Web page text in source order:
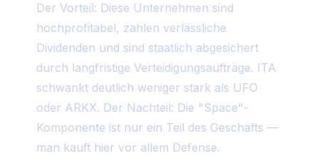
Der Vorteil: Diese Unternehmen sind
hochprofitabel, zahlen verlässliche
Dividenden und sind staatlich abgesichert
durch langfristige Verteidigungsaufträge. ITA
schwankt deutlich weniger stark als UFO
oder ARKX. Der Nachteil: Die "Space"-
Komponente ist nur ein Teil des Geschäfts —
man kauft hier vor allem Defense.